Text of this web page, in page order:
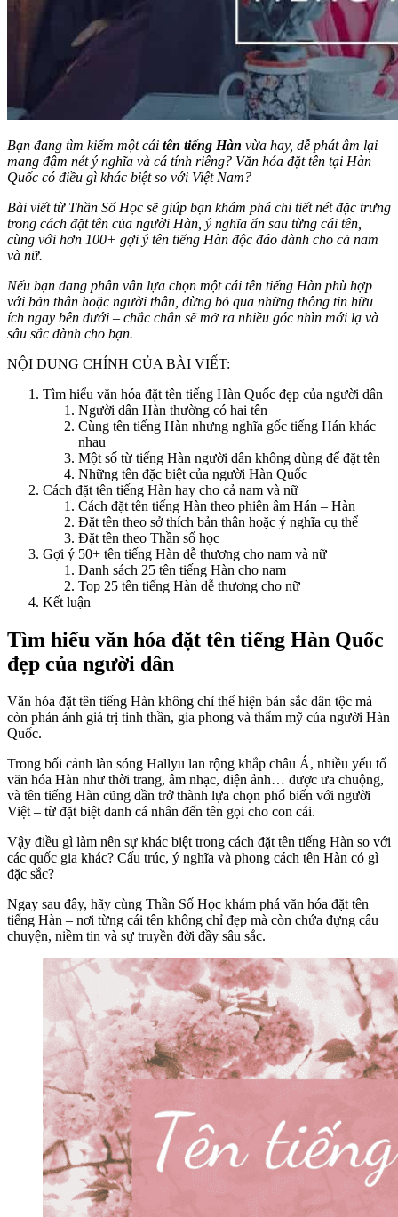
Bạn đang tìm kiếm một cái tên tiếng Hàn vừa hay, dễ phát âm lại
mang đậm nét ý nghĩa và cá tính riêng? Văn hóa đặt tên tại Hàn
Quốc có điều gì khác biệt so với Việt Nam?
Bài viết từ Thần Số Học sẽ giúp bạn khám phá chi tiết nét đặc trưng
trong cách đặt tên của người Hàn, ý nghĩa ẩn sau từng cái tên,
cùng với hơn 100+ gợi ý tên tiếng Hàn độc đáo dành cho cả nam
và nữ.
Nếu bạn đang phân vân lựa chọn một cái tên tiếng Hàn phù hợp
với bản thân hoặc người thân, đừng bỏ qua những thông tin hữu
ích ngay bên dưới – chắc chắn sẽ mở ra nhiều góc nhìn mới lạ và
sâu sắc dành cho bạn.
NỘI DUNG CHÍNH CỦA BÀI VIẾT:
Tìm hiểu văn hóa đặt tên tiếng Hàn Quốc đẹp của người dân
Người dân Hàn thường có hai tên
Cùng tên tiếng Hàn nhưng nghĩa gốc tiếng Hán khác
nhau
Một số từ tiếng Hàn người dân không dùng để đặt tên
Những tên đặc biệt của người Hàn Quốc
Cách đặt tên tiếng Hàn hay cho cả nam và nữ
Cách đặt tên tiếng Hàn theo phiên âm Hán – Hàn
Đặt tên theo sở thích bản thân hoặc ý nghĩa cụ thể
Đặt tên theo Thần số học
Gợi ý 50+ tên tiếng Hàn dễ thương cho nam và nữ
Danh sách 25 tên tiếng Hàn cho nam
Top 25 tên tiếng Hàn dễ thương cho nữ
Kết luận
Tìm hiểu văn hóa đặt tên tiếng Hàn Quốc
đẹp của người dân
Văn hóa đặt tên tiếng Hàn không chỉ thể hiện bản sắc dân tộc mà
còn phản ánh giá trị tinh thần, gia phong và thẩm mỹ của người Hàn
Quốc.
Trong bối cảnh làn sóng Hallyu lan rộng khắp châu Á, nhiều yếu tố
văn hóa Hàn như thời trang, âm nhạc, điện ảnh… được ưa chuộng,
và tên tiếng Hàn cũng dần trở thành lựa chọn phổ biến với người
Việt – từ đặt biệt danh cá nhân đến tên gọi cho con cái.
Vậy điều gì làm nên sự khác biệt trong cách đặt tên tiếng Hàn so với
các quốc gia khác? Cấu trúc, ý nghĩa và phong cách tên Hàn có gì
đặc sắc?
Ngay sau đây, hãy cùng Thần Số Học khám phá văn hóa đặt tên
tiếng Hàn – nơi từng cái tên không chỉ đẹp mà còn chứa đựng câu
chuyện, niềm tin và sự truyền đời đầy sâu sắc.